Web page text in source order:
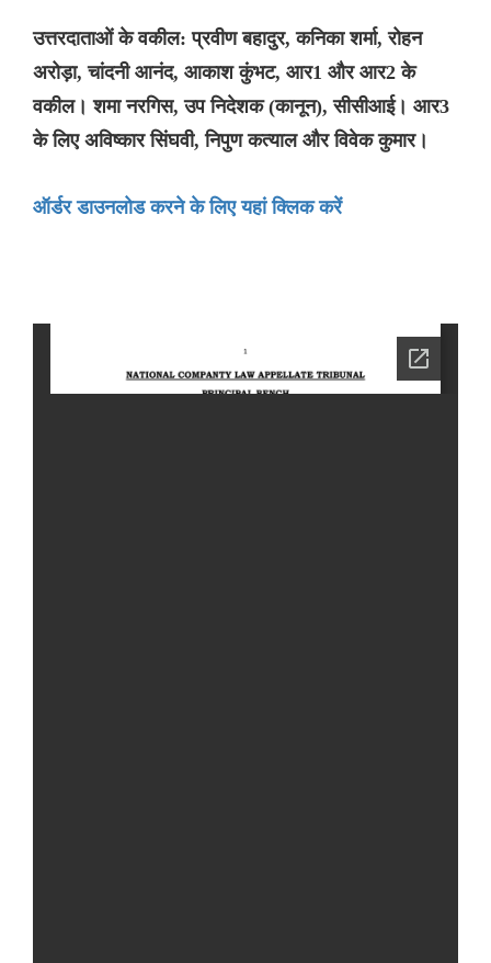
उत्तरदाताओं के वकील: प्रवीण बहादुर, कनिका शर्मा, रोहन
अरोड़ा, चांदनी आनंद, आकाश कुंभट, आर1 और आर2 के
वकील। शमा नरगिस, उप निदेशक (कानून), सीसीआई। आर3
के लिए अविष्कार सिंघवी, निपुण कत्याल और विवेक कुमार।
ऑर्डर डाउनलोड करने के लिए यहां क्लिक करें